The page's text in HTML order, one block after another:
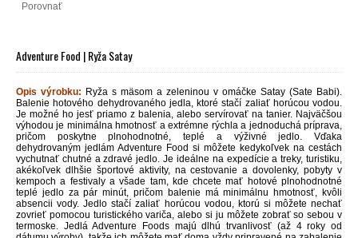
Porovnať
Adventure Food | Ryža Satay
Opis výrobku: Ryža s mäsom a zeleninou v omáčke Satay (Sate Babi).
Balenie hotového dehydrovaného jedla, ktoré stačí zaliať horúcou vodou.
Je možné ho jesť priamo z balenia, alebo servírovať na tanier. Najväčšou
výhodou je minimálna hmotnosť a extrémne rýchla a jednoduchá príprava,
pričom poskytne plnohodnotné, teplé a výživné jedlo. Vďaka
dehydrovaným jedlám Adventure Food si môžete kedykoľvek na cestách
vychutnať chutné a zdravé jedlo. Je ideálne na expedície a treky, turistiku,
akékoľvek dlhšie športové aktivity, na cestovanie a dovolenky, pobyty v
kempoch a festivaly a všade tam, kde chcete mať hotové plnohodnotné
teplé jedlo za pár minút, pričom balenie má minimálnu hmotnosť, kvôli
absencii vody. Jedlo stačí zaliať horúcou vodou, ktorú si môžete nechať
zovrieť pomocou turistického variča, alebo si ju môžete zobrať so sebou v
termoske. Jedlá Adventure Foods majú dlhú trvanlivosť (až 4 roky od